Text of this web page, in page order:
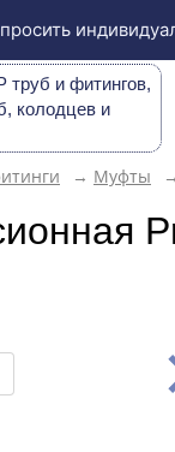
труб и фитингов,
колодцев и
→ Муфты →